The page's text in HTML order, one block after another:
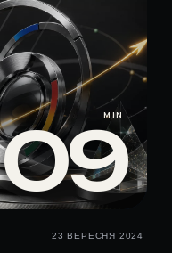
09
MIN
23 ВЕРЕСНЯ 2024